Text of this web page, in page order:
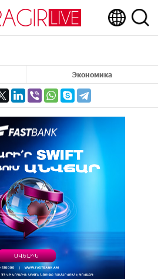
Экономика